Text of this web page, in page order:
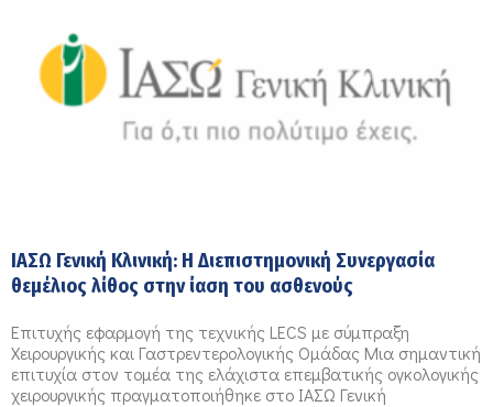
ΙΑΣΩ Γενική Κλινική: Η Διεπιστημονική Συνεργασία
θεμέλιος λίθος στην ίαση του ασθενούς
Επιτυχής εφαρμογή της τεχνικής LECS με σύμπραξη
Χειρουργικής και Γαστρεντερολογικής Ομάδας Μια σημαντική
επιτυχία στον τομέα της ελάχιστα επεμβατικής ογκολογικής
χειρουργικής πραγματοποιήθηκε στο ΙΑΣΩ Γενική